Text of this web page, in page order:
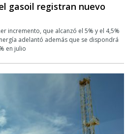
gasoil registran nuevo
incremento, que alcanzó el 5% y el 4,5%
adelantó además que se dispondrá
en julio